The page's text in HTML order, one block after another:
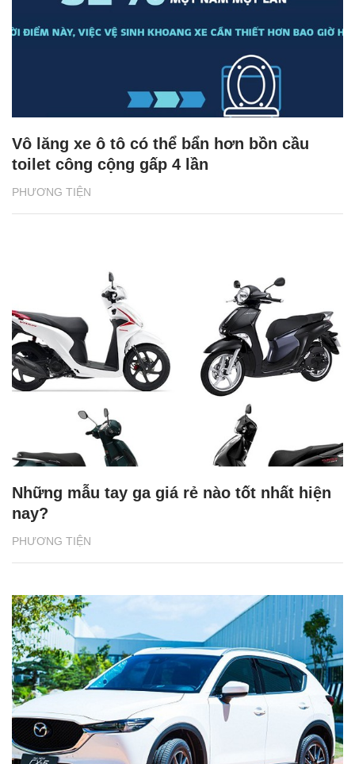
PHƯƠNG TIỆN
Vô lăng xe ô tô có thể bẩn hơn bồn cầu
toilet công cộng gấp 4 lần
PHƯƠNG TIỆN
Những mẫu tay ga giá rẻ nào tốt nhất hiện
nay?